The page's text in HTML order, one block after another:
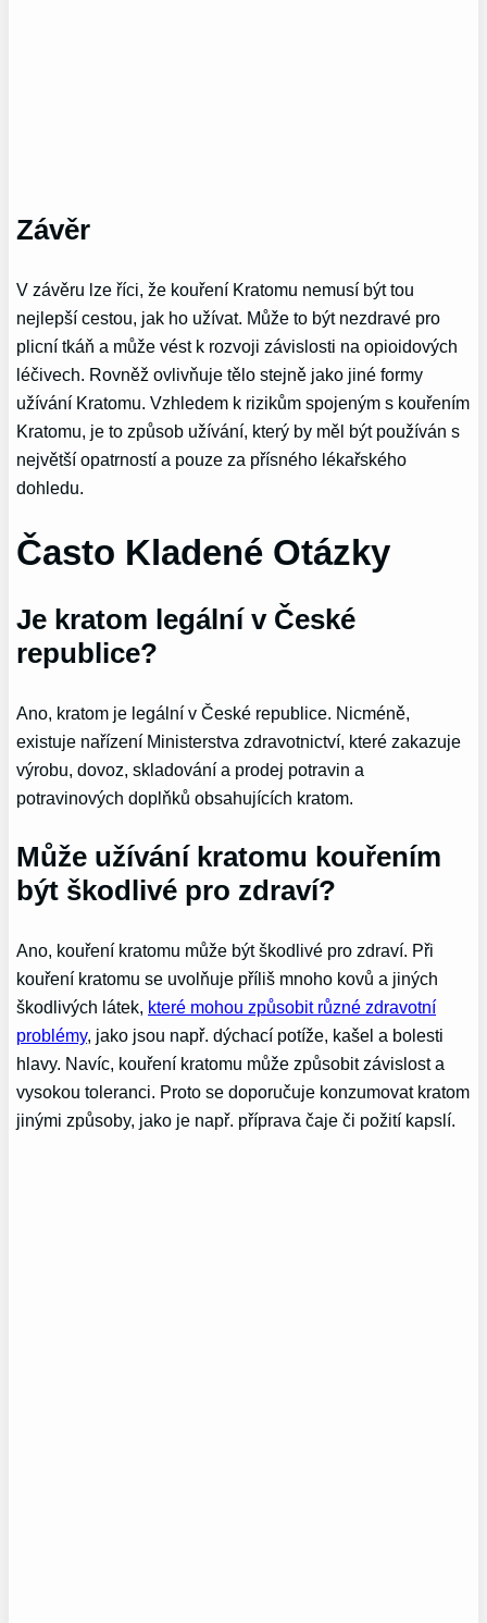
Závěr
V závěru lze říci, že kouření Kratomu nemusí být tou
nejlepší cestou, jak ho užívat. Může to být nezdravé pro
plicní tkáň a může vést k rozvoji závislosti na opioidových
léčivech. Rovněž ovlivňuje tělo stejně jako jiné formy
užívání Kratomu. Vzhledem k rizikům spojeným s kouřením
Kratomu, je to způsob užívání, který by měl být používán s
největší opatrností a pouze za přísného lékařského
dohledu.
Často Kladené Otázky
Je kratom legální v České
republice?
Ano, kratom je legální v České republice. Nicméně,
existuje nařízení Ministerstva zdravotnictví, které zakazuje
výrobu, dovoz, skladování a prodej potravin a
potravinových doplňků obsahujících kratom.
Může užívání kratomu kouřením
být škodlivé pro zdraví?
Ano, kouření kratomu může být škodlivé pro zdraví. Při
kouření kratomu se uvolňuje příliš mnoho kovů a jiných
škodlivých látek, které mohou způsobit různé zdravotní
problémy, jako jsou např. dýchací potíže, kašel a bolesti
hlavy. Navíc, kouření kratomu může způsobit závislost a
vysokou toleranci. Proto se doporučuje konzumovat kratom
jinými způsoby, jako je např. příprava čaje či požití kapslí.